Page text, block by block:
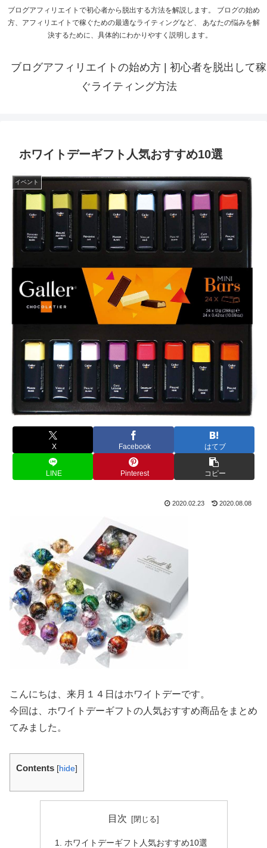
ブログアフィリエイトで初心者から脱出する方法を解説します。 ブログの始め
方、アフィリエイトで稼ぐための最適なライティングなど、 あなたの悩みを解
決するために、具体的にわかりやすく説明します。
ブログアフィリエイトの始め方 | 初心者を脱出して稼
ぐライティング方法
ホワイトデーギフト人気おすすめ10選
イベント
X Facebook はてブ
LINE Pinterest コピー
2020.02.23 2020.08.08
こんにちは、来月１４日はホワイトデーです。
今回は、ホワイトデーギフトの人気おすすめ商品をまとめ
てみました。
Contents [hide]
目次
ホワイトデーギフト人気おすすめ10選